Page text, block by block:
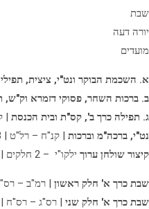
שבת
יורה דעה
מועדים
א. השכמת הבוקר ונט"י, ציצית,
ב. ברכות השחר, פסוקי דזמרא וק"ש,
ג. תפילה כרך ב', קס"ת ובית הכנסת |
נט"י, ברכה"מ וברכות | קנ"ח – רל"ט | 3 כרכים | תשפ"ו
קיצור שולחן ערוך ילקו"י – 2 חלקים | תשס"ו
שבת כרך א' חלק ראשון | רמ"ב –
שבת כרך א' חלק שני | רס"ג – רס"ח